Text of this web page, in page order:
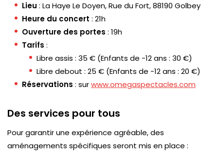
Lieu : La Haye Le Doyen, Rue du Fort, 88190 Golbey
Heure du concert : 21h
Ouverture des portes : 19h
Tarifs :
Libre assis : 35 € (Enfants de -12 ans : 30 €)
Libre debout : 25 € (Enfants de -12 ans : 20 €)
Réservations : surwww.omegaspectacles.com
Des services pour tous
Pour garantir une expérience agréable, des
aménagements spécifiques seront mis en place :